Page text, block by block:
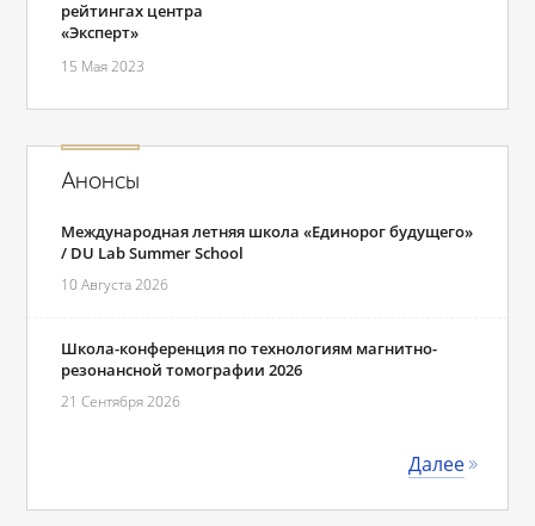
рейтингах центра
«Эксперт»
15 Мая 2023
Анонсы
Международная летняя школа «Единорог будущего»
/ DU Lab Summer School
10 Августа 2026
Школа-конференция по технологиям магнитно-
резонансной томографии 2026
21 Сентября 2026
Далее